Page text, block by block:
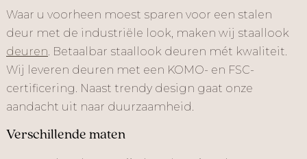
Waar u voorheen moest sparen voor een stalen
deur met de industriële look, maken wij staallook
deuren. Betaalbar staallook deuren mét kwaliteit.
Wij leveren deuren met een KOMO- en FSC-
certificering. Naast trendy design gaat onze
aandacht uit naar duurzaamheid.
Verschillende maten